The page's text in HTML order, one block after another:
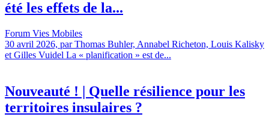
été les effets de la...
Forum Vies Mobiles
30 avril 2026, par Thomas Buhler, Annabel Richeton, Louis Kalisky
et Gilles Vuidel La « planification » est de...
Nouveauté ! | Quelle résilience pour les
territoires insulaires ?